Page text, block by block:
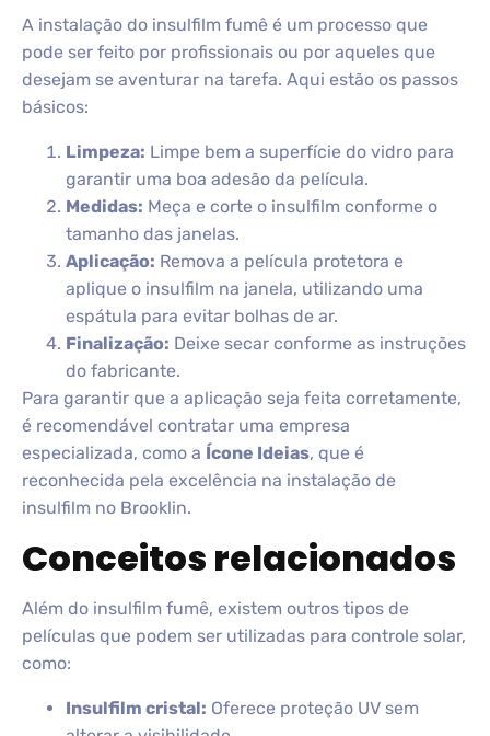
A instalação do insulfilm fumê é um processo que
pode ser feito por profissionais ou por aqueles que
desejam se aventurar na tarefa. Aqui estão os passos
básicos:
Limpeza: Limpe bem a superfície do vidro para
garantir uma boa adesão da película.
Medidas: Meça e corte o insulfilm conforme o
tamanho das janelas.
Aplicação: Remova a película protetora e
aplique o insulfilm na janela, utilizando uma
espátula para evitar bolhas de ar.
Finalização: Deixe secar conforme as instruções
do fabricante.
Para garantir que a aplicação seja feita corretamente,
é recomendável contratar uma empresa
especializada, como a Ícone Ideias, que é
reconhecida pela excelência na instalação de
insulfilm no Brooklin.
Conceitos relacionados
Além do insulfilm fumê, existem outros tipos de
películas que podem ser utilizadas para controle solar,
como:
Insulfilm cristal: Oferece proteção UV sem